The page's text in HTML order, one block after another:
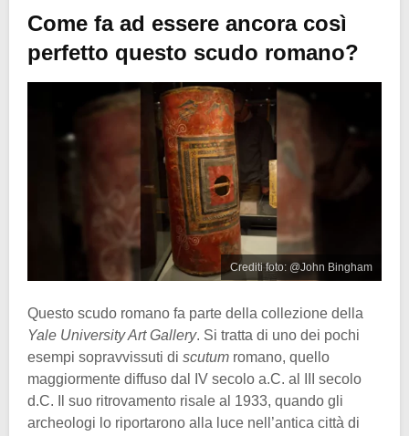
Come fa ad essere ancora così
perfetto questo scudo romano?
Crediti foto: @John Bingham
Questo scudo romano fa parte della collezione della
Yale University Art Gallery. Si tratta di uno dei pochi
esempi sopravvissuti di scutum romano, quello
maggiormente diffuso dal IV secolo a.C. al III secolo
d.C. Il suo ritrovamento risale al 1933, quando gli
archeologi lo riportarono alla luce nell’antica città di